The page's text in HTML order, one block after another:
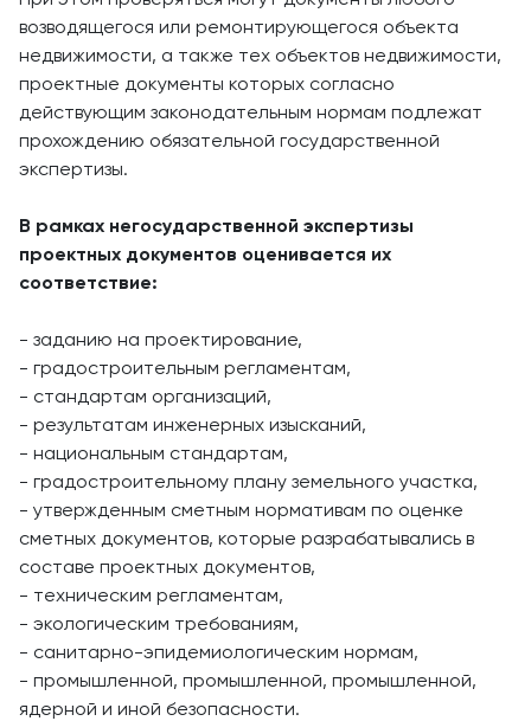
возводящегося или ремонтирующегося объекта
недвижимости, а также тех объектов недвижимости,
проектные документы которых согласно
действующим законодательным нормам подлежат
прохождению обязательной государственной
экспертизы.
В рамках негосударственной экспертизы
проектных документов оценивается их
соответствие:
- заданию на проектирование,
- градостроительным регламентам,
- стандартам организаций,
- результатам инженерных изысканий,
- национальным стандартам,
- градостроительному плану земельного участка,
- утвержденным сметным нормативам по оценке
сметных документов, которые разрабатывались в
составе проектных документов,
- техническим регламентам,
- экологическим требованиям,
- санитарно-эпидемиологическим нормам,
- промышленной, промышленной, промышленной,
ядерной и иной безопасности.